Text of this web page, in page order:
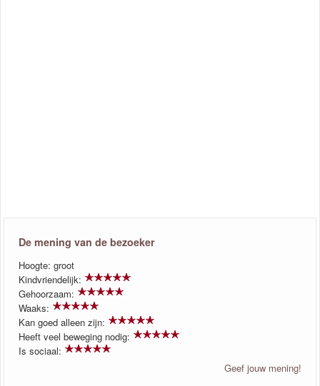
De mening van de bezoeker
Hoogte: groot
Kindvriendelijk:
Gehoorzaam:
Waaks:
Kan goed alleen zijn:
Heeft veel beweging nodig:
Is sociaal:
Geef jouw mening!